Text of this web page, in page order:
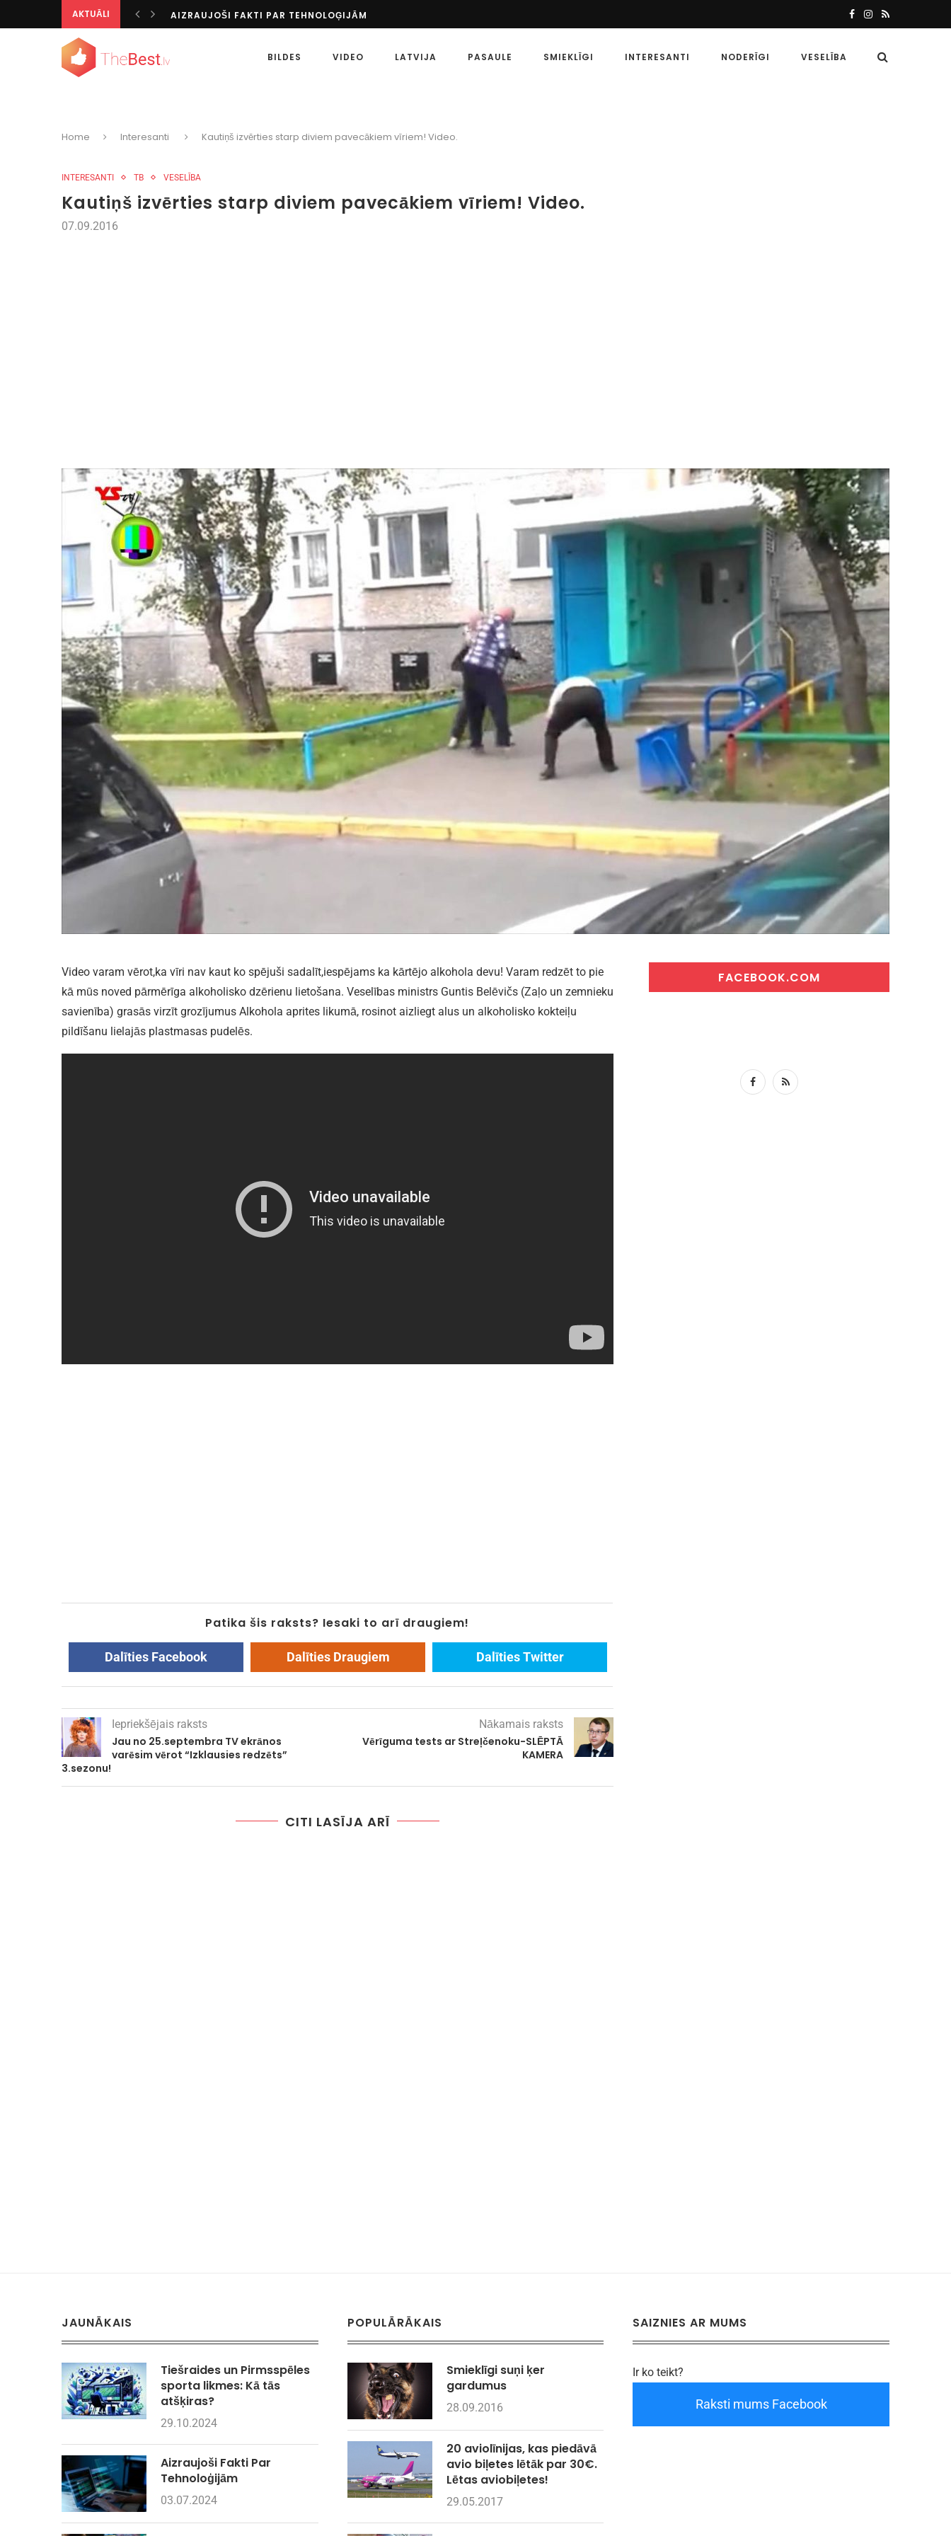
AKTUĀLI
TOTALIZATORS KĀ IZGLĪTOJOŠS PASĀKUMS: UZZINIET VAIRĀK PAR SPORTU...
IESPAIDĪGĀKIE KAZINO VISĀ PASAULĒ
AZARTISKI CEĻOJUMU GALAMĒRĶI
TIEŠRAIDES UN PIRMSSPĒLES SPORTA LIKMES: KĀ TĀS ATŠĶIRAS?
BILDES VIDEO LATVIJA PASAULE SMIEKLĪGI INTERESANTI NODERĪGI VESELĪBA
Home Interesanti Kautiņš izvērties starp diviem pavecākiem vīriem! Video.
INTERESANTI TB VESELĪBA
Kautiņš izvērties starp diviem pavecākiem vīriem! Video.
07.09.2016
Video varam vērot,ka vīri nav kaut ko spējuši sadalīt,iespējams ka kārtējo alkohola devu! Varam redzēt to pie
kā mūs noved pārmērīga alkoholisko dzērienu lietošana. Veselības ministrs Guntis Belēvičs (Zaļo un zemnieku
savienība) grasās virzīt grozījumus Alkohola aprites likumā, rosinot aizliegt alus un alkoholisko kokteiļu
pildīšanu lielajās plastmasas pudelēs.
Patika šis raksts? Iesaki to arī draugiem!
Dalīties Facebook Dalīties Draugiem Dalīties Twitter
Iepriekšējais raksts
Jau no 25.septembra TV ekrānos
varēsim vērot “Izklausies redzēts”
3.sezonu!
Nākamais raksts
Vērīguma tests ar Streļčenoku-SLĒPTĀ
KAMERA
CITI LASĪJA ARĪ
FACEBOOK.COM
JAUNĀKAIS
Tiešraides un Pirmsspēles
sporta likmes: Kā tās
atšķiras?
29.10.2024
Aizraujoši Fakti Par
Tehnoloģijām
03.07.2024
POPULĀRĀKAIS
Smieklīgi suņi ķer
gardumus
28.09.2016
20 aviolīnijas, kas piedāvā
avio biļetes lētāk par 30€.
Lētas aviobiļetes!
29.05.2017
SAIZNIES AR MUMS
Ir ko teikt?
Raksti mums Facebook